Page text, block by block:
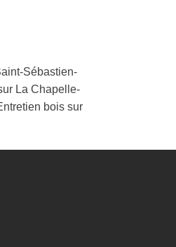
Sébastien-
La Chapelle-
bois sur